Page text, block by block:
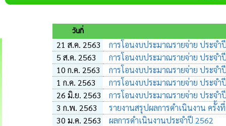
วันที่
21 ส.ค. 2563
การโอนงบประมาณรายจ่าย ประจ
5 ส.ค. 2563
การโอนงบประมาณรายจ่าย ประจ
10 ก.ค. 2563
การโอนงบประมาณรายจ่าย ประจ
1 ก.ค. 2563
การโอนงบประมาณรายจ่าย ประจ
26 มิ.ย. 2563
การโอนงบประมาณรายจ่าย ประจ
3 ก.พ. 2563
รายงานสรุปผลการดำเนินงาน ครั้ง
30 ม.ค. 2563
ผลการดำเนินงานประจำปี 2562